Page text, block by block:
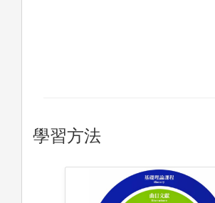
學習方法